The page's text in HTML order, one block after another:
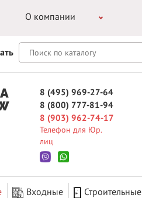
О компании
8 (495) 969-27-64
8 (800) 777-81-94
8 (903) 962-74-17
Телефон для Юр.
лиц
Входные Строительные